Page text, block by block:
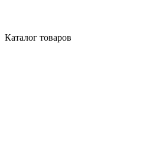
Каталог товаров